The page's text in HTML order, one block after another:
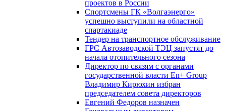
проектов в России
Спортсмены ГК «Волгаэнерго»
успешно выступили на областной
спартакиаде
Тендер на транспортное обслуживание
ГРС Автозаводской ТЭЦ запустят до
начала отопительного сезона
Директор по связям с органами
государственной власти En+ Group
Владимир Кирюхин избран
председателем совета директоров
Евгений Федоров назначен